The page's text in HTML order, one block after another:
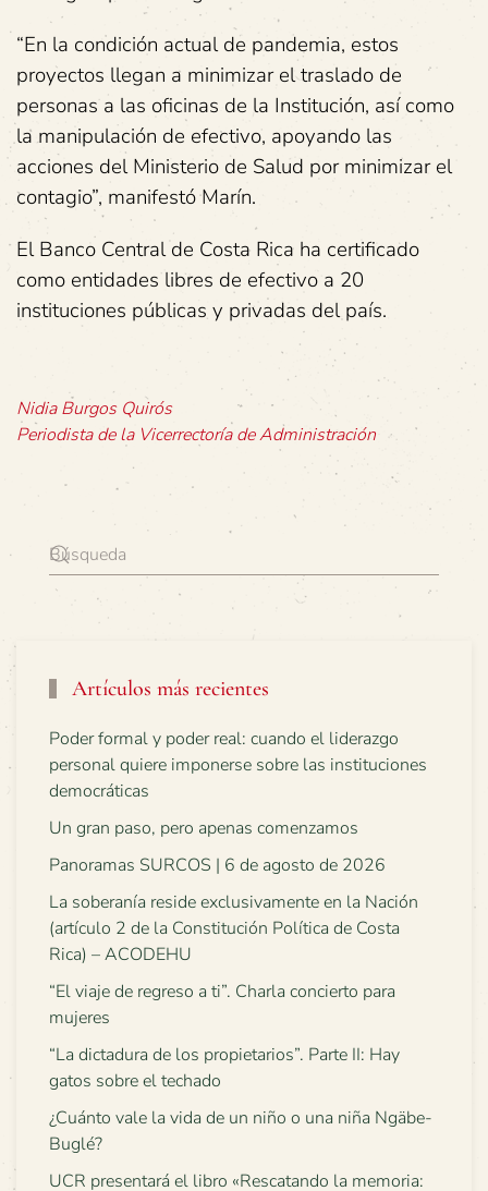
“En la condición actual de pandemia, estos
proyectos llegan a minimizar el traslado de
personas a las oficinas de la Institución, así como
la manipulación de efectivo, apoyando las
acciones del Ministerio de Salud por minimizar el
contagio”, manifestó Marín.
El Banco Central de Costa Rica ha certificado
como entidades libres de efectivo a 20
instituciones públicas y privadas del país.
Nidia Burgos Quirós
Periodista de la Vicerrectoría de Administración
Artículos más recientes
Poder formal y poder real: cuando el liderazgo
personal quiere imponerse sobre las instituciones
democráticas
Un gran paso, pero apenas comenzamos
Panoramas SURCOS | 6 de agosto de 2026
La soberanía reside exclusivamente en la Nación
(artículo 2 de la Constitución Política de Costa
Rica) – ACODEHU
“El viaje de regreso a ti”. Charla concierto para
mujeres
“La dictadura de los propietarios”. Parte II: Hay
gatos sobre el techado
¿Cuánto vale la vida de un niño o una niña Ngäbe-
Buglé?
UCR presentará el libro «Rescatando la memoria: